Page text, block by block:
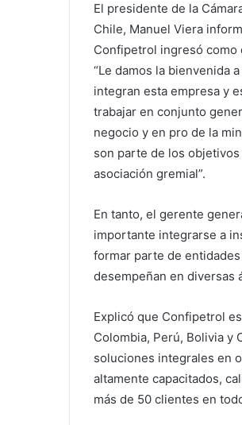
El presidente de la
Chile, Manuel Viera
Confipetrol ingresó como
“Le damos la bienvenida
integran esta empresa y
trabajar en conjunto
negocio y en pro de la
son parte de los
asociación gremial”.
En tanto, el gerente
importante integrarse a
formar parte de
desempeñan en diversas
Explicó que Confipetrol
Colombia, Perú, Bolivia y
soluciones integrales en
altamente capacitados,
más de 50 clientes en